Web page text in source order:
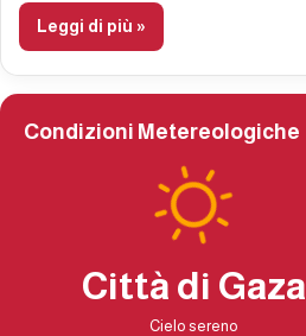
Leggi di più »
Condizioni Metereologiche
Città di Gaza
Cielo sereno